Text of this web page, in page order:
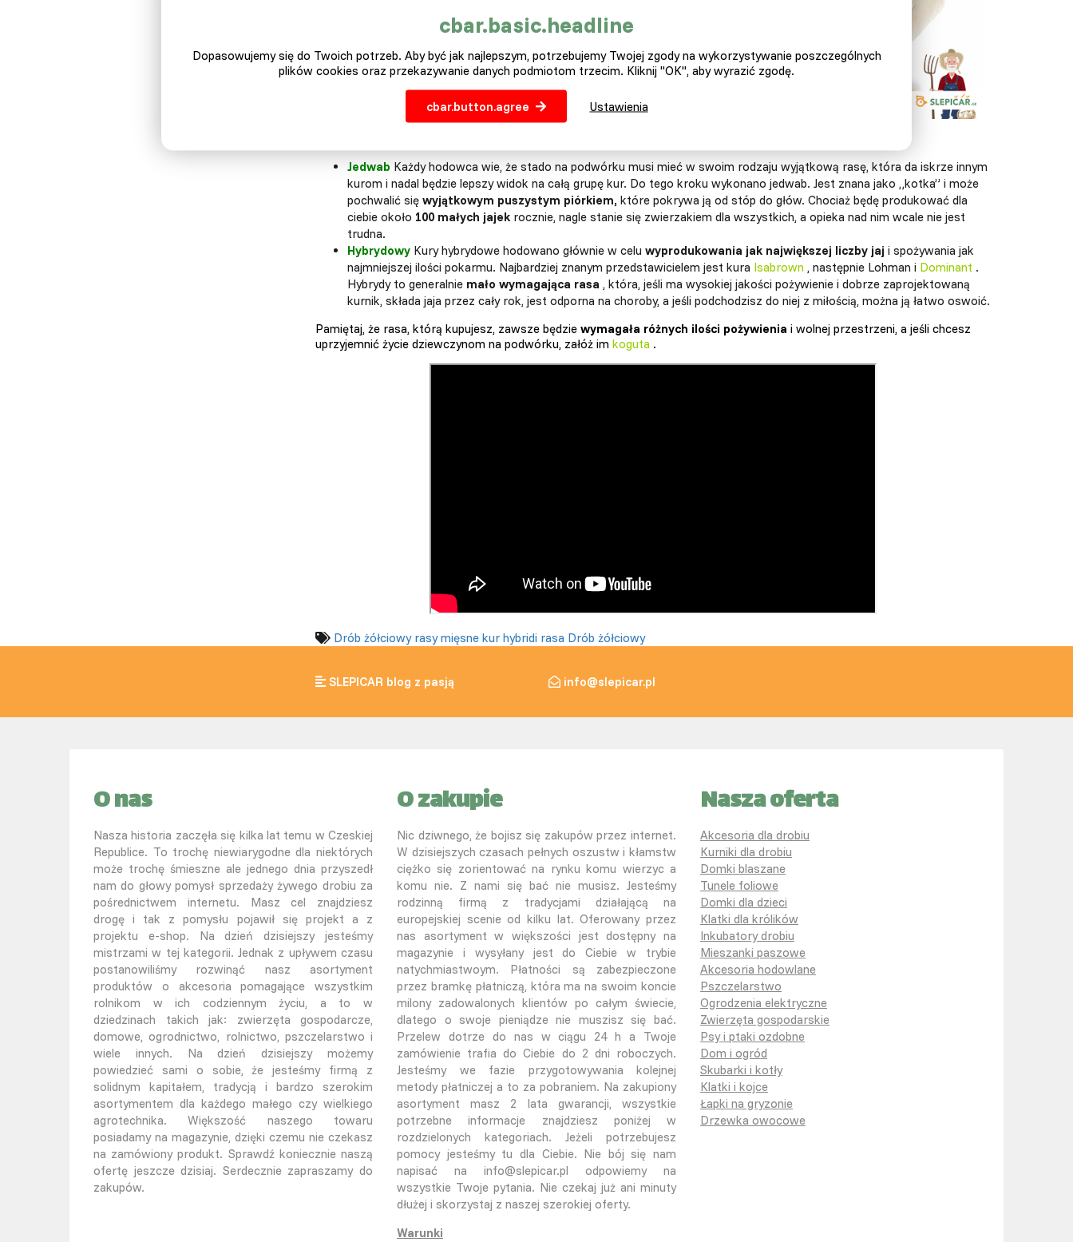
Jedwab Każdy hodowca wie, że stado na podwórku musi mieć w swoim rodzaju wyjątkową rasę, która da iskrze innym
kurom i nadal będzie lepszy widok na całą grupę kur. Do tego kroku wykonano jedwab. Jest znana jako „kotka” i może
pochwalić się wyjątkowym puszystym piórkiem, które pokrywa ją od stóp do głów. Chociaż będę produkować dla
ciebie około 100 małych jajekrocznie, nagle stanie się zwierzakiem dla wszystkich, a opieka nad nim wcale nie jest
trudna.
HybrydowyKury hybrydowe hodowano głównie w celu wyprodukowania jak największej liczby jaj i spożywania jak
najmniejszej ilości pokarmu. Najbardziej znanym przedstawicielem jest kura Isabrown , następnie Lohman i Dominant.
Hybrydy to generalnie mało wymagająca rasa , która, jeśli ma wysokiej jakości pożywienie i dobrze zaprojektowaną
kurnik, składa jaja przez cały rok, jest odporna na choroby, a jeśli podchodzisz do niej z miłością, można ją łatwo oswoić.
Pamiętaj, że rasa, którą kupujesz, zawsze będzie wymagała różnych ilości pożywienia i wolnej przestrzeni, a jeśli chcesz
uprzyjemnić życie dziewczynom na podwórku, załóż im koguta .
Drób żółciowy rasy mięsne kur hybridi rasa Drób żółciowy
SLEPICAR blog z pasją info@slepicar.pl
O nas
Nasza historia zaczęła się kilka lat temu w Czeskiej
Republice. To trochę niewiarygodne dla niektórych
może trochę śmieszne ale jednego dnia przyszedł
nam do głowy pomysł sprzedaży żywego drobiu za
pośrednictwem internetu. Masz cel znajdziesz
drogę i tak z pomysłu pojawił się projekt a z
projektu e-shop. Na dzień dzisiejszy jesteśmy
mistrzami w tej kategorii. Jednak z upływem czasu
postanowiliśmy rozwinąć nasz asortyment
produktów o akcesoria pomagające wszystkim
rolnikom w ich codziennym życiu, a to w
dziedzinach takich jak: zwierzęta gospodarcze,
domowe, ogrodnictwo, rolnictwo, pszczelarstwo i
wiele innych. Na dzień dzisiejszy możemy
powiedzieć sami o sobie, że jesteśmy firmą z
solidnym kapitałem, tradycją i bardzo szerokim
asortymentem dla każdego małego czy wielkiego
agrotechnika. Większość naszego towaru
posiadamy na magazynie, dzięki czemu nie czekasz
na zamówiony produkt. Sprawdź koniecznie naszą
ofertę jeszcze dzisiaj. Serdecznie zapraszamy do
zakupów.
O zakupie
Nic dziwnego, że bojisz się zakupów przez internet.
W dzisiejszych czasach pełnych oszustw i kłamstw
ciężko się zorientować na rynku komu wierzyc a
komu nie. Z nami się bać nie musisz. Jesteśmy
rodzinną firmą z tradycjami działającą na
europejskiej scenie od kilku lat. Oferowany przez
nas asortyment w większości jest dostępny na
magazynie i wysyłany jest do Ciebie w trybie
natychmiastwoym. Płatności są zabezpieczone
przez bramkę płatniczą, która ma na swoim koncie
milony zadowalonych klientów po całym świecie,
dlatego o swoje pieniądze nie muszisz się bać.
Przelew dotrze do nas w ciągu 24 h a Twoje
zamówienie trafia do Ciebie do 2 dni roboczych.
Jesteśmy we fazie przygotowywania kolejnej
metody płatniczej a to za pobraniem. Na zakupiony
asortyment masz 2 lata gwarancji, wszystkie
potrzebne informacje znajdziesz poniżej w
rozdzielonych kategoriach. Jeżeli potrzebujesz
pomocy jesteśmy tu dla Ciebie. Nie bój się nam
napisać na info@slepicar.pl odpowiemy na
wszystkie Twoje pytania. Nie czekaj już ani minuty
dłużej i skorzystaj z naszej szerokiej oferty.
Warunki
Nasza oferta
Akcesoria dla drobiu
Kurniki dla drobiu
Domki blaszane
Tunele foliowe
Domki dla dzieci
Klatki dla królików
Inkubatory drobiu
Mieszanki paszowe
Akcesoria hodowlane
Pszczelarstwo
Ogrodzenia elektryczne
Zwierzęta gospodarskie
Psy i ptaki ozdobne
Dom i ogród
Skubarki i kotły
Klatki i kojce
Łapki na gryzonie
Drzewka owocowe
cbar.basic.headline
Dopasowujemy się do Twoich potrzeb. Aby być jak najlepszym, potrzebujemy Twojej zgody na wykorzystywanie poszczególnych
plików cookies oraz przekazywanie danych podmiotom trzecim. Kliknij "OK", aby wyrazić zgodę.
cbar.button.agree Ustawienia